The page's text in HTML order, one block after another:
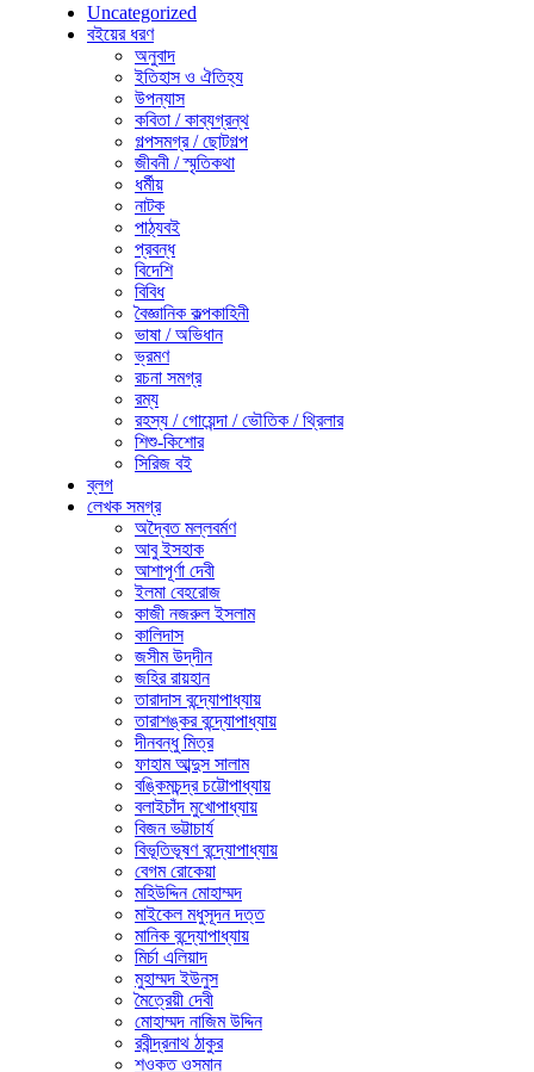
Uncategorized
বইয়ের ধরণ
অনুবাদ
ইতিহাস ও ঐতিহ্য
উপন্যাস
কবিতা / কাব্যগ্রন্থ
গল্পসমগ্র / ছোটগল্প
জীবনী / স্মৃতিকথা
ধর্মীয়
নাটক
পাঠ্যবই
প্রবন্ধ
বিদেশি
বিবিধ
বৈজ্ঞানিক কল্পকাহিনী
ভাষা / অভিধান
ভ্রমণ
রচনা সমগ্র
রম্য
রহস্য / গোয়েন্দা / ভৌতিক / থ্রিলার
শিশু-কিশোর
সিরিজ বই
ব্লগ
লেখক সমগ্র
অদ্বৈত মল্লবর্মণ
আবু ইসহাক
আশাপূর্ণা দেবী
ইলমা বেহরোজ
কাজী নজরুল ইসলাম
কালিদাস
জসীম উদ্‌দীন
জহির রায়হান
তারাদাস বন্দ্যোপাধ্যায়
তারাশঙ্কর বন্দ্যোপাধ্যায়
দীনবন্ধু মিত্র
ফাহাম আব্দুস সালাম
বঙ্কিমচন্দ্র চট্টোপাধ্যায়
বলাইচাঁদ মুখোপাধ্যায়
বিজন ভট্টাচার্য
বিভূতিভূষণ বন্দ্যোপাধ্যায়
বেগম রোকেয়া
মহিউদ্দিন মোহাম্মদ
মাইকেল মধুসূদন দত্ত
মানিক বন্দ্যোপাধ্যায়
মির্চা এলিয়াদ
মুহাম্মদ ইউনুস
মৈত্রেয়ী দেবী
মোহাম্মদ নাজিম উদ্দিন
রবীন্দ্রনাথ ঠাকুর
শওকত ওসমান